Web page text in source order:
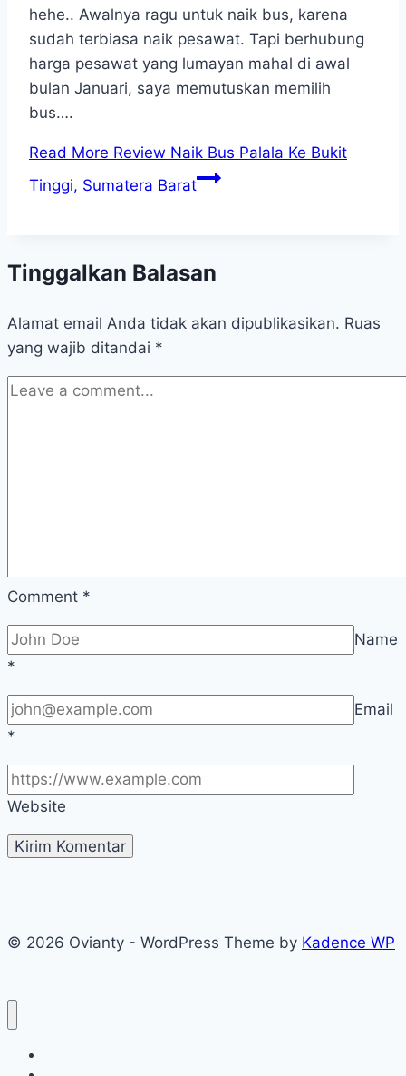
hehe.. Awalnya ragu untuk naik bus, karena
sudah terbiasa naik pesawat. Tapi berhubung
harga pesawat yang lumayan mahal di awal
bulan Januari, saya memutuskan memilih
bus….
Read More Review Naik Bus Palala Ke Bukit
Tinggi, Sumatera Barat
Tinggalkan Balasan
Alamat email Anda tidak akan dipublikasikan. Ruas
yang wajib ditandai *
Comment *
Name
*
Email
*
Website
© 2026 Ovianty - WordPress Theme by Kadence WP